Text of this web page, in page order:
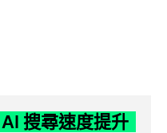
搜尋速度提升